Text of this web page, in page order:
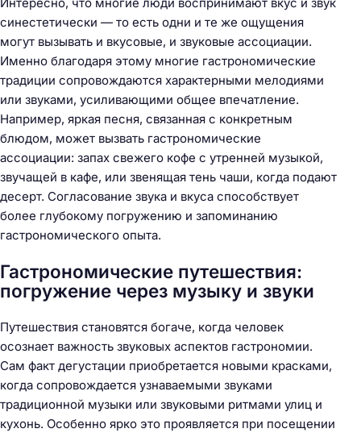
синестетически — то есть одни и те же ощущения
могут вызывать и вкусовые, и звуковые ассоциации.
Именно благодаря этому многие гастрономические
традиции сопровождаются характерными мелодиями
или звуками, усиливающими общее впечатление.
Например, яркая песня, связанная с конкретным
блюдом, может вызвать гастрономические
ассоциации: запах свежего кофе с утренней музыкой,
звучащей в кафе, или звенящая тень чаши, когда подают
десерт. Согласование звука и вкуса способствует
более глубокому погружению и запоминанию
гастрономического опыта.
Гастрономические путешествия:
погружение через музыку и звуки
Путешествия становятся богаче, когда человек
осознает важность звуковых аспектов гастрономии.
Сам факт дегустации приобретается новыми красками,
когда сопровождается узнаваемыми звуками
традиционной музыки или звуковыми ритмами улиц и
кухонь. Особенно ярко это проявляется при посещении
а
й
т
и
: